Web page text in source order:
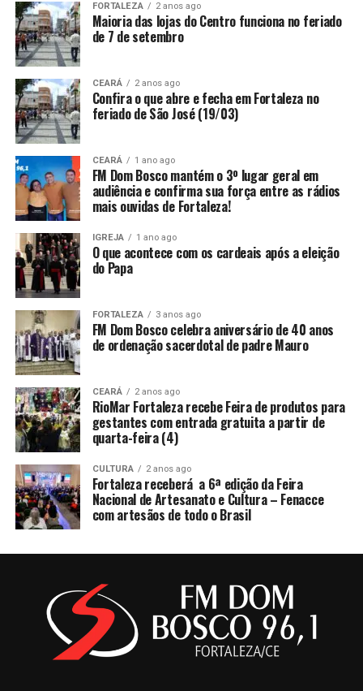
FORTALEZA 2 anos ago
Maioria das lojas do Centro funciona no feriado
de 7 de setembro
CEARÁ 2 anos ago
Confira o que abre e fecha em Fortaleza no
feriado de São José (19/03)
CEARÁ 1 ano ago
FM Dom Bosco mantém o 3º lugar geral em
audiência e confirma sua força entre as rádios
mais ouvidas de Fortaleza!
IGREJA 1 ano ago
O que acontece com os cardeais após a eleição
do Papa
FORTALEZA 3 anos ago
FM Dom Bosco celebra aniversário de 40 anos
de ordenação sacerdotal de padre Mauro
CEARÁ 2 anos ago
RioMar Fortaleza recebe Feira de produtos para
gestantes com entrada gratuita a partir de
quarta-feira (4)
CULTURA 2 anos ago
Fortaleza receberá a 6ª edição da Feira
Nacional de Artesanato e Cultura – Fenacce
com artesãos de todo o Brasil